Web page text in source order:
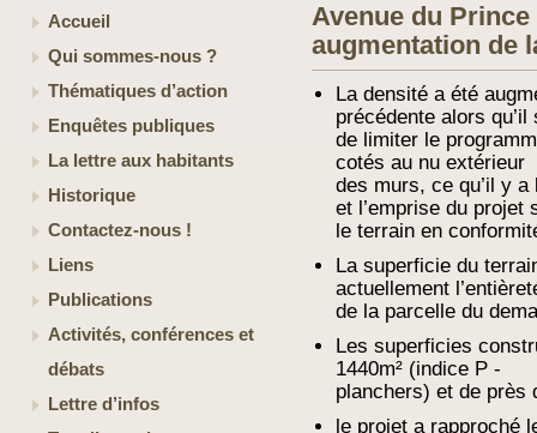
Accueil
Qui sommes-nous ?
Thématiques d’action
Enquêtes publiques
La lettre aux habitants
Historique
Contactez-nous !
Liens
Publications
Activités, conférences et
débats
Lettre d’infos
Avenue du
augmentation de
La densité a été
précédente alors qu’il
de limiter le
cotés au nu extérieur
des murs, ce qu’il y
et l’emprise du projet
le terrain en
La superficie du
actuellement
de la parcelle du
Les superficies
1440m² (indice P -
planchers) et de près
le projet a rapproché